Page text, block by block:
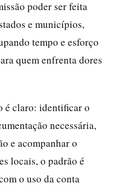
poder ser feita
e municípios,
tempo e esforço
quem enfrenta dores
é claro: identificar o
necessária,
e acompanhar o
locais, o padrão é
o uso da conta